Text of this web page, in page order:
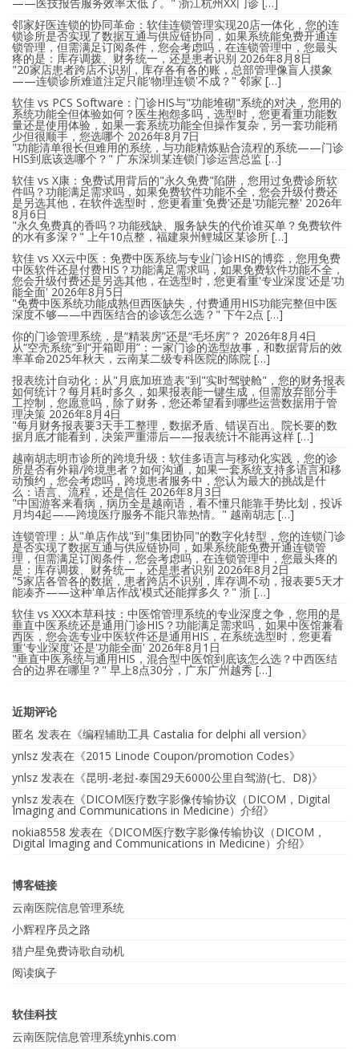
邻家好医连锁的协同革命：软佳连锁管理实现20店一体化，您的连
锁诊所是否实现了数据互通与供应链协同，如果系统能免费开通连
锁管理，但需满足订阅条件，您会考虑吗，在连锁管理中，您最头
疼的是：库存调拨、财务统一，还是患者识别 2026年8月8日
"20家店患者跨店不识别，库存各有各的账，总部管理像盲人摸象
——连锁诊所难道注定只能'物理连锁'不成？" 邻家 […]
软佳 vs PCS Software：门诊HIS与"功能堆砌"系统的对决，您用的
系统功能全但体验如何？医生抱怨多吗，选型时，您更看重功能数
量还是使用体验，如果一套系统功能全但操作复杂，另一套功能稍
少但很顺手，您选哪个 2026年8月7日
"功能清单很长但难用的系统，与功能精炼贴合流程的系统——门诊
HIS到底该选哪个？" 广东深圳某连锁门诊运营总监 […]
软佳 vs X康：免费试用背后的"永久免费"陷阱，您用过免费诊所软
件吗？功能满足需求吗，如果免费软件功能不全，您会升级付费还
是另选其他，在软件选型时，您更看重'免费'还是'功能完整' 2026年
8月6日
"永久免费真的香吗？功能残缺、服务缺失的代价谁买单？免费软件
的水有多深？" 上午10点整，福建泉州鲤城区某诊所 […]
软佳 vs XX云中医：免费中医系统与专业门诊HIS的博弈，您用免费
中医软件还是付费HIS？功能满足需求吗，如果免费软件功能不全，
您会升级付费还是另选其他，在选型时，您更看重'专业深度'还是'功
能全面' 2026年8月5日
"免费中医系统功能成熟但西医缺失，付费通用HIS功能完整但中医
深度不够——中西医结合的诊该怎么选？" 下午2点 […]
你的门诊管理系统，是“精装房”还是“毛坯房”？ 2026年8月4日
从“空壳系统”到“开箱即用”：一家门诊的选型故事，和数据背后的效
率革命2025年秋天，云南某二级专科医院的陈院 […]
报表统计自动化：从"月底加班造表"到"实时驾驶舱"，您的财务报表
如何统计？每月耗时多久，如果报表能一键生成，但需放弃部分手
工控制，您愿意吗，除了财务，您还希望看到哪些运营数据用于管
理决策 2026年8月4日
"每月财务报表要3天手工整理，数据矛盾、错误百出。院长要的数
据月底才能看到，决策严重滞后——报表统计不能再这样 […]
越南胡志明市诊所的跨境升级：软佳多语言与移动化实践，您的诊
所是否有外籍/跨境患者？如何沟通，如果一套系统支持多语言和移
动预约，您会考虑吗，跨境患者服务中，您认为最大的挑战是什
么：语言、流程，还是信任 2026年8月3日
"中国游客来看病，病历全是越南语，看不懂只能靠手势比划，投诉
月均4起——跨境医疗服务不能只靠热情。" 越南胡志 […]
连锁管理：从"单店作战"到"集团协同"的数字化转型，您的连锁门诊
是否实现了数据互通与供应链协同，如果系统能免费开通连锁管
理，但需满足订阅条件，您会考虑吗，在连锁管理中，您最头疼的
是：库存调拨、财务统一，还是患者识别 2026年8月2日
"5家店各管各的数据，患者跨店不识别，库存调不动，报表要5天才
能凑齐——这种'单店作战'模式还能撑多久？" 浙 […]
软佳 vs XXX本草科技：中医馆管理系统的专业深度之争，您用的是
垂直中医系统还是通用门诊HIS？功能满足需求吗，如果中医馆兼看
西医，您会选专业中医软件还是通用HIS，在系统选型时，您更看
重'专业深度'还是'功能全面' 2026年8月1日
"垂直中医系统与通用HIS，混合型中医馆到底该怎么选？中西医结
合的边界在哪里？" 早上8点30分，广东广州越秀 […]
近期评论
匿名 发表在《编程辅助工具 Castalia for delphi all version》
ynlsz 发表在《2015 Linode Coupon/promotion Codes》
ynlsz 发表在《昆明-老挝-泰国29天6000公里自驾游(七、D8)》
ynlsz 发表在《DICOM医疗数字影像传输协议（DICOM，Digital
Imaging and Communications in Medicine）介绍》
nokia8558 发表在《DICOM医疗数字影像传输协议（DICOM，
Digital Imaging and Communications in Medicine）介绍》
博客链接
云南医院信息管理系统
小辉程序员之路
猎户星免费诗歌自动机
阅读疯子
软佳科技
云南医院信息管理系统ynhis.com